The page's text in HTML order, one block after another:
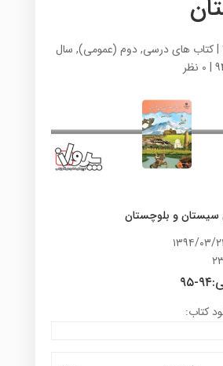
|کتاب های درسی,دوم (عمومی), سال
| 0 نظر
سیستان و بلوچستان
کتاب: